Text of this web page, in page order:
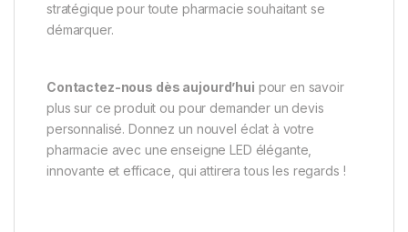
stratégique pour toute pharmacie souhaitant se
démarquer.
Contactez-nous dès aujourd’hui pour en savoir
plus sur ce produit ou pour demander un devis
personnalisé. Donnez un nouvel éclat à votre
pharmacie avec une enseigne LED élégante,
innovante et efficace, qui attirera tous les regards !